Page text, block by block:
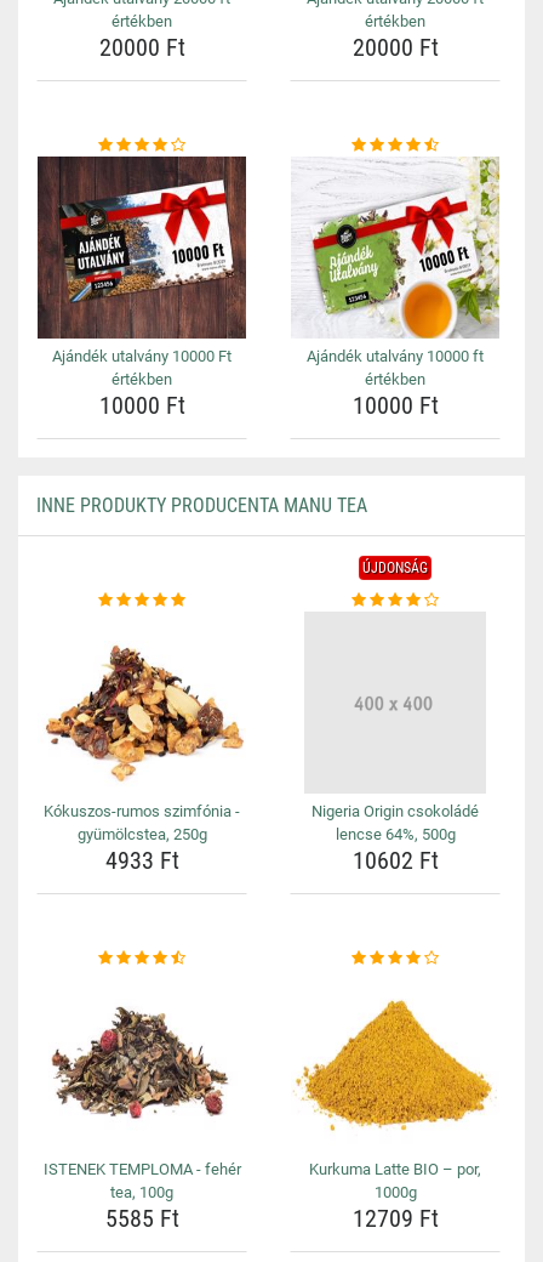
értékben
20000 Ft
értékben
20000 Ft
Ajándék utalvány 10000 Ft
értékben
10000 Ft
Ajándék utalvány 10000 ft
értékben
10000 Ft
INNE PRODUKTY PRODUCENTA MANU TEA
Kókuszos-rumos szimfónia -
gyümölcstea, 250g
4933 Ft
ÚJDONSÁG
Nigeria Origin csokoládé
lencse 64%, 500g
10602 Ft
ISTENEK TEMPLOMA - fehér
tea, 100g
5585 Ft
Kurkuma Latte BIO – por,
1000g
12709 Ft